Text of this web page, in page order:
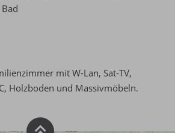
mit W-Lan, Sat-TV,
Holzboden und Massivmöbeln.